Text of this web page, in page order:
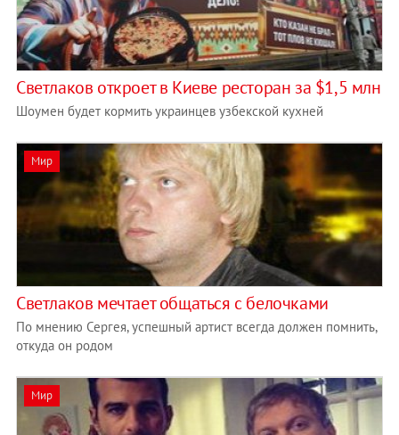
Светлаков откроет в Киеве ресторан за $1,5 млн
Шоумен будет кормить украинцев узбекской кухней
Мир
Светлаков мечтает общаться с белочками
По мнению Сергея, успешный артист всегда должен помнить,
откуда он родом
Мир